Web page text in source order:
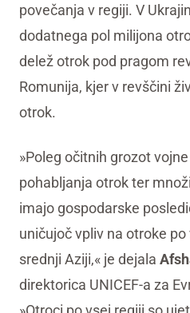
povečanja v regiji. V
dodatnega pol milijona
delež otrok pod pragom
Romunija, kjer v revščini
otrok.
»Poleg očitnih grozot
pohabljanja otrok ter
imajo gospodarske
uničujoč vpliv na otroke
srednji Aziji,« je dejala
direktorica UNICEF-a za